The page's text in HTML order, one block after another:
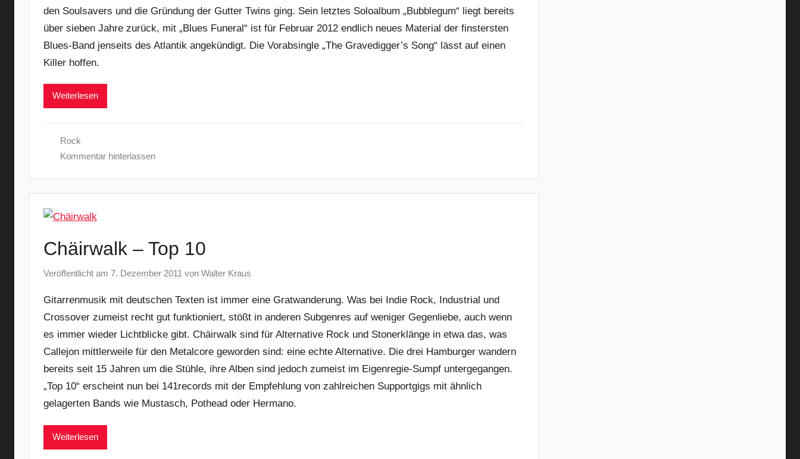
den Soulsavers und die Gründung der Gutter Twins ging. Sein letztes Soloalbum „Bubblegum“ liegt bereits
über sieben Jahre zurück, mit „Blues Funeral“ ist für Februar 2012 endlich neues Material der finstersten
Blues-Band jenseits des Atlantik angekündigt. Die Vorabsingle „The Gravedigger’s Song“ lässt auf einen
Killer hoffen.
Weiterlesen
Rock
Kommentar hinterlassen
Chäirwalk – Top 10
Veröffentlicht am 7. Dezember 2011 von Walter Kraus
Gitarrenmusik mit deutschen Texten ist immer eine Gratwanderung. Was bei Indie Rock, Industrial und
Crossover zumeist recht gut funktioniert, stößt in anderen Subgenres auf weniger Gegenliebe, auch wenn
es immer wieder Lichtblicke gibt. Chäirwalk sind für Alternative Rock und Stonerklänge in etwa das, was
Callejon mittlerweile für den Metalcore geworden sind: eine echte Alternative. Die drei Hamburger wandern
bereits seit 15 Jahren um die Stühle, ihre Alben sind jedoch zumeist im Eigenregie-Sumpf untergegangen.
„Top 10“ erscheint nun bei 141records mit der Empfehlung von zahlreichen Supportgigs mit ähnlich
gelagerten Bands wie Mustasch, Pothead oder Hermano.
Weiterlesen